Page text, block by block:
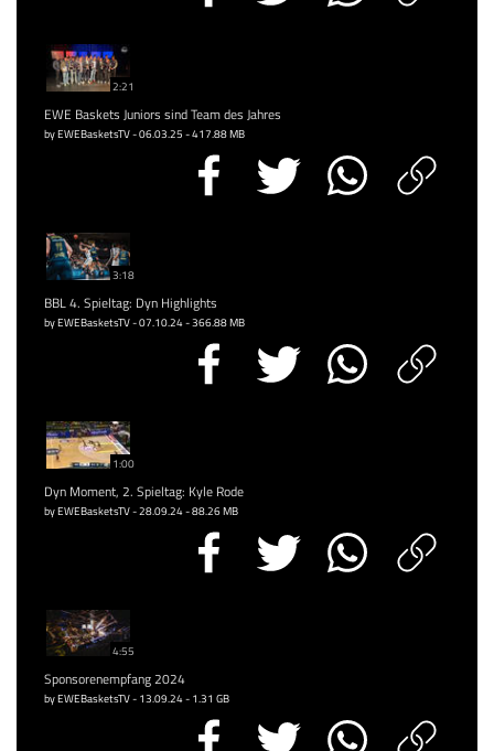
2:21
EWE Baskets Juniors sind Team des Jahres
by EWEBasketsTV - 06.03.25 - 417.88 MB
3:18
BBL 4. Spieltag: Dyn Highlights
by EWEBasketsTV - 07.10.24 - 366.88 MB
1:00
Dyn Moment, 2. Spieltag: Kyle Rode
by EWEBasketsTV - 28.09.24 - 88.26 MB
4:55
Sponsorenempfang 2024
by EWEBasketsTV - 13.09.24 - 1.31 GB